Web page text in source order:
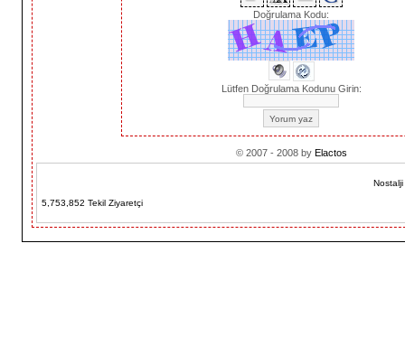
Doğrulama Kodu:
Lütfen Doğrulama Kodunu Girin:
© 2007 - 2008 by Elactos
Nostalji
5,753,852 Tekil Ziyaretçi